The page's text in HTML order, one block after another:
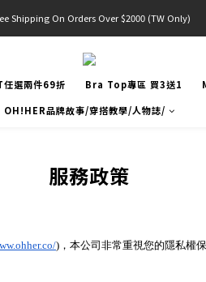
官網限定! 滿千免運(僅限台灣本島)
Shipping On Orders Over $2000 (TW Only)
官網限定! 滿千免運(僅限台灣本島)
選兩件69折 Bra Top專區 買3送1
OH!HER品牌故事/穿搭教學/人物誌/
服務政策
)，本公司非常重視您的隱私權